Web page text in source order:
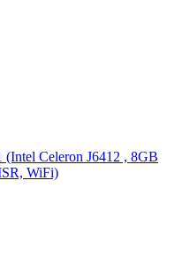
Celeron J6412 , 8GB
WiFi)